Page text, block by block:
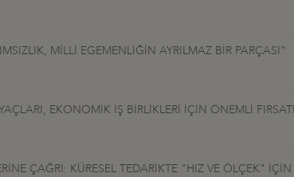
MİLLİ EGEMENLİĞİN AYRILMAZ BİR PARÇASI”
EKONOMİK İŞ BİRLİKLERİ İÇİN ÖNEMLİ
ÇAĞRI: KÜRESEL TEDARİKTE "HIZ VE ÖLÇEK"